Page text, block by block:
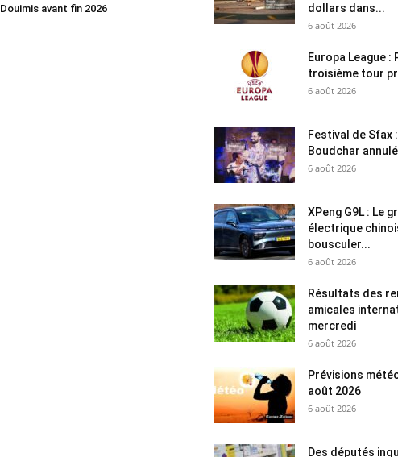
Douimis avant fin 2026
dollars dans...
6 août 2026
Europa League :
troisième tour
6 août 2026
Festival de Sfax
Boudchar annulé
6 août 2026
XPeng G9L : Le
électrique
bousculer...
6 août 2026
Résultats des
amicales
mercredi
6 août 2026
Prévisions
août 2026
6 août 2026
Des députés